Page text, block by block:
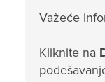
Važeće
Kliknite na